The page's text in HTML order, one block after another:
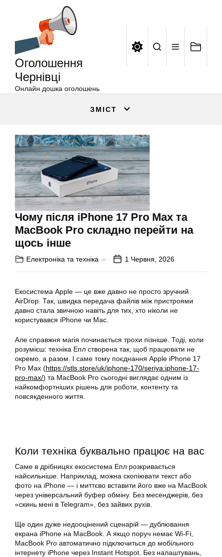
Оголошення
Чернівці
Онлайн дошка оголошень
ЗМІСТ
Чому після iPhone 17 Pro Max та
MacBook Pro складно перейти на
щось інше
Електроніка та техніка 1 Червня, 2026
Екосистема Apple — це вже давно не просто зручний
AirDrop. Так, швидка передача файлів між пристроями
давно стала звичною навіть для тих, хто ніколи не
користувався iPhone чи Mac.
Але справжня магія починається трохи пізніше. Тоді, коли
розумієш: техніка Епл створена так, щоб працювати не
окремо, а разом. І саме тому поєднання Apple iPhone 17
Pro Max (https://stls.store/uk/iphone-170/seriya:iphone-17-
pro-max/) та MacBook Pro сьогодні виглядає одним із
найкомфортніших рішень для роботи, контенту та
повсякденного життя.
Коли техніка буквально працює на вас
Саме в дрібницях екосистема Епл розкривається
найсильніше. Наприклад, можна скопіювати текст або
фото на iPhone — і миттєво вставити його вже на MacBook
через універсальний буфер обміну. Без месенджерів, без
«скинь мені в Telegram», без зайвих рухів.
Ще один дуже недооцінений сценарій — дублювання
екрана iPhone на MacBook. А якщо поруч немає Wi-Fi,
MacBook Pro автоматично підключиться до мобільного
інтернету iPhone через Instant Hotspot. Без налаштувань,